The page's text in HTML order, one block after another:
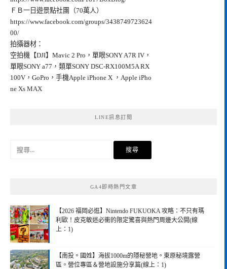
ＦＢ一日遊景點社團（70萬人）
https://www.facebook.com/groups/3438749723624
00/
拍攝器材：
空拍機【DJI】Mavic 2 Pro，單眼SONY A7R IV，
單眼SONY a77，類單SONY DSC-RX100M5A RX
100V，GoPro，手機Apple iPhone X ，Apple iPho
ne Xs MAX
LINE訊息訂閱
GA4即時熱門文章
【2026 福岡必逛】Nintendo FUKUOKA 攻略：不只有瑪
利歐！皮克敏迷必衝的限定驚喜與熱門周邊大公開(線
上：1)
【南投。國姓】海拔1000m的隱秘營地。東原秘境露營
區。營位專區＆營地設施分享篇(線上：1)